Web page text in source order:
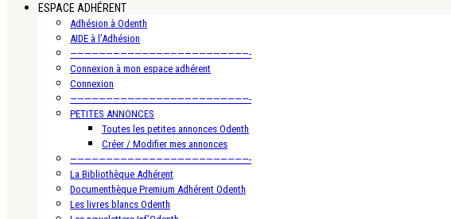
ESPACE ADHÉRENT
Adhésion à Odenth
AIDE à l’Adhésion
—————————————————————————-
Connexion à mon espace adhérent
Connexion
—————————————————————————-
PETITES ANNONCES
Toutes les petites annonces Odenth
Créer / Modifier mes annonces
—————————————————————————-
La Bibliothèque Adhérent
Documenthèque Premium Adhérent Odenth
Les livres blancs Odenth